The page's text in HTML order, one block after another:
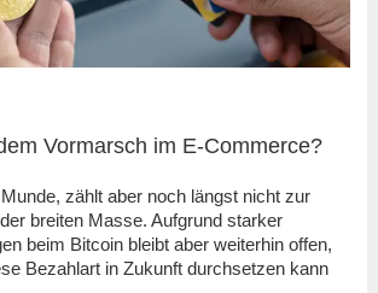
Vormarsch im E-Commerce?
zählt aber noch längst nicht zur
breiten Masse. Aufgrund starker
beim Bitcoin bleibt aber weiterhin offen,
Bezahlart in Zukunft durchsetzen kann